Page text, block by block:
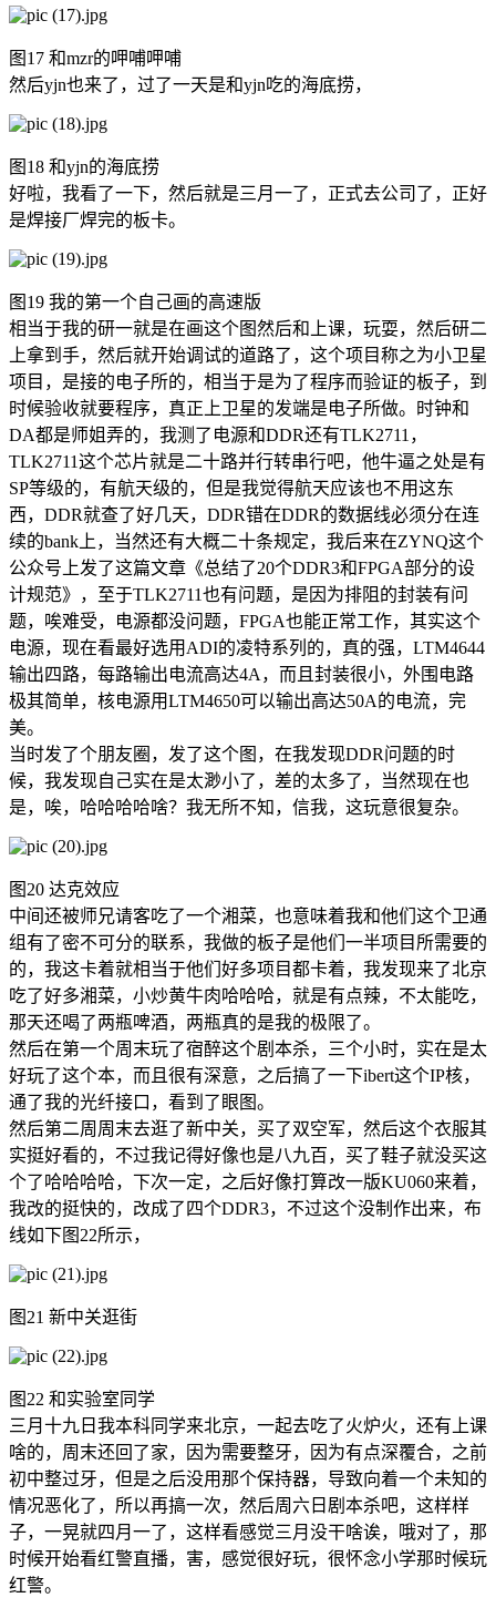
图17 和mzr的呷哺呷哺
然后yjn也来了，过了一天是和yjn吃的海底捞，
图18 和yjn的海底捞
好啦，我看了一下，然后就是三月一了，正式去公司了，正好
是焊接厂焊完的板卡。
图19 我的第一个自己画的高速版
相当于我的研一就是在画这个图然后和上课，玩耍，然后研二
上拿到手，然后就开始调试的道路了，这个项目称之为小卫星
项目，是接的电子所的，相当于是为了程序而验证的板子，到
时候验收就要程序，真正上卫星的发端是电子所做。时钟和
DA都是师姐弄的，我测了电源和DDR还有TLK2711，
TLK2711这个芯片就是二十路并行转串行吧，他牛逼之处是有
SP等级的，有航天级的，但是我觉得航天应该也不用这东
西，DDR就查了好几天，DDR错在DDR的数据线必须分在连
续的bank上，当然还有大概二十条规定，我后来在ZYNQ这个
公众号上发了这篇文章《总结了20个DDR3和FPGA部分的设
计规范》，至于TLK2711也有问题，是因为排阻的封装有问
题，唉难受，电源都没问题，FPGA也能正常工作，其实这个
电源，现在看最好选用ADI的凌特系列的，真的强，LTM4644
输出四路，每路输出电流高达4A，而且封装很小，外围电路
极其简单，核电源用LTM4650可以输出高达50A的电流，完
美。
当时发了个朋友圈，发了这个图，在我发现DDR问题的时
候，我发现自己实在是太渺小了，差的太多了，当然现在也
是，唉，哈哈哈哈啥？我无所不知，信我，这玩意很复杂。
图20 达克效应
中间还被师兄请客吃了一个湘菜，也意味着我和他们这个卫通
组有了密不可分的联系，我做的板子是他们一半项目所需要的
的，我这卡着就相当于他们好多项目都卡着，我发现来了北京
吃了好多湘菜，小炒黄牛肉哈哈哈，就是有点辣，不太能吃，
那天还喝了两瓶啤酒，两瓶真的是我的极限了。
然后在第一个周末玩了宿醉这个剧本杀，三个小时，实在是太
好玩了这个本，而且很有深意，之后搞了一下ibert这个IP核，
通了我的光纤接口，看到了眼图。
然后第二周周末去逛了新中关，买了双空军，然后这个衣服其
实挺好看的，不过我记得好像也是八九百，买了鞋子就没买这
个了哈哈哈哈，下次一定，之后好像打算改一版KU060来着，
我改的挺快的，改成了四个DDR3，不过这个没制作出来，布
线如下图22所示，
图21 新中关逛街
图22 和实验室同学
三月十九日我本科同学来北京，一起去吃了火炉火，还有上课
啥的，周末还回了家，因为需要整牙，因为有点深覆合，之前
初中整过牙，但是之后没用那个保持器，导致向着一个未知的
情况恶化了，所以再搞一次，然后周六日剧本杀吧，这样样
子，一晃就四月一了，这样看感觉三月没干啥诶，哦对了，那
时候开始看红警直播，害，感觉很好玩，很怀念小学那时候玩
红警。